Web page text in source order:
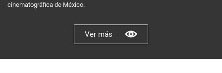
cinematográfica de México.
Ver más